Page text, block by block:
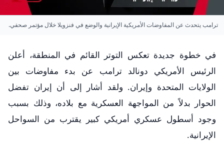
ترامب يتحدث عن المفاوضات الأمريكية الإيرانية والوضع في فنزويلا خلال مؤتمر صحفي.
في خطوة جديدة تعكس التوتر القائم في المنطقة، أعلن
الرئيس الأمريكي دونالد ترامب عن بدء مفاوضات بين
الولايات المتحدة وإيران. ولقد أشار إلى أن إيران تفضل
الحوار بدلاً من المواجهة العسكرية مع بلاده، وذلك بسبب
وجود أسطول عسكري أمريكي كبير يقترب من السواحل
الإيرانية.